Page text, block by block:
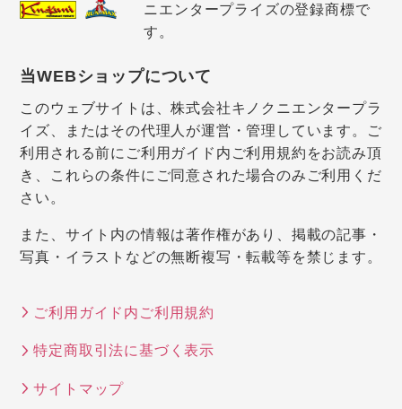
ニエンタープライズの登録商標で
す。
当WEBショップについて
このウェブサイトは、株式会社キノクニエンタープラ
イズ、またはその代理人が運営・管理しています。ご
利用される前にご利用ガイド内ご利用規約をお読み頂
き、これらの条件にご同意された場合のみご利用くだ
さい。
また、サイト内の情報は著作権があり、掲載の記事・
写真・イラストなどの無断複写・転載等を禁じます。
ご利用ガイド内ご利用規約
特定商取引法に基づく表示
サイトマップ